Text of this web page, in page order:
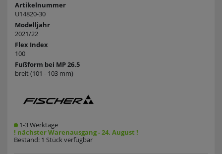
Artikelnummer
U14820-30
Modelljahr
2021/22
Flex Index
100
Fußform bei MP 26.5
breit (101 - 103 mm)
1-3 Werktage
! nächster Warenausgang - 24. August !
Bestand: 1 Stück verfügbar